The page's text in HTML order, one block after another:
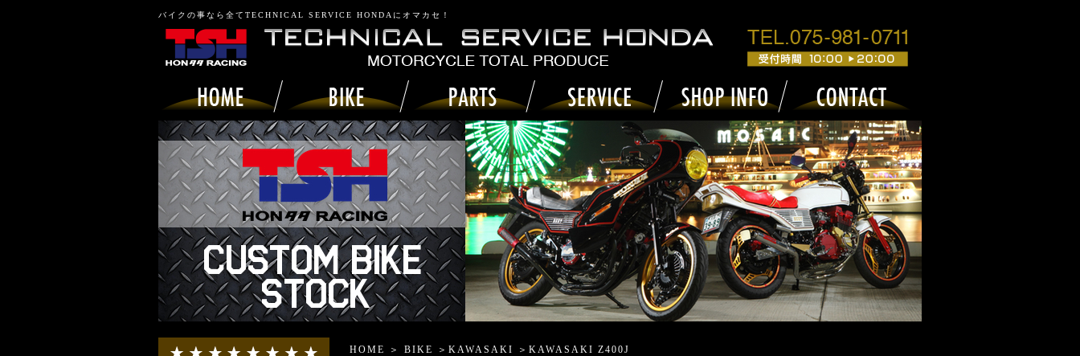
バイクの事なら全てTECHNICAL SERVICE HONDAにオマカセ！
HOME ＞ BIKE ＞ KAWASAKI ＞KAWASAKI Z400J